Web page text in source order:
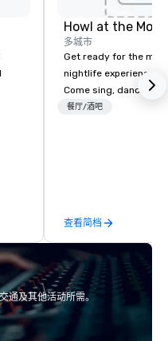
Howl at the Moon
多城市
Get ready for the
nightlife experience
Come sing, dance
most versatile and
party, bachelor party,
corporate event) or
out, Howl at the
spot for you. Check
Howl at the Moon
upcoming events and
餐厅/酒吧
查看简档
通及其他活动所需。